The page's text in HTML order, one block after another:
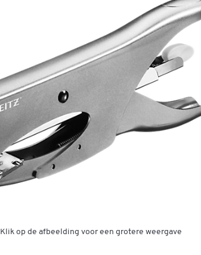
Klik op de afbeelding voor een grotere weergave